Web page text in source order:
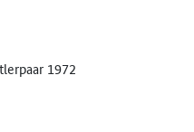
1972